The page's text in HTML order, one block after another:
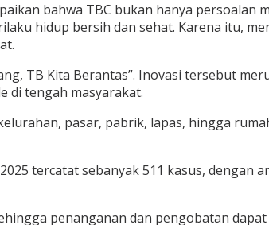
bahwa TBC bukan hanya persoalan
hidup bersih dan sehat. Karena itu,
TB Kita Berantas”. Inovasi tersebut
di tengah masyarakat.
pasar, pabrik, lapas, hingga
tercatat sebanyak 511 kasus, dengan
penanganan dan pengobatan